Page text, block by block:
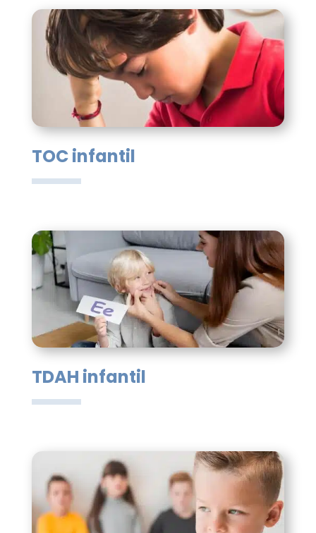
TOC infantil
TDAH infantil